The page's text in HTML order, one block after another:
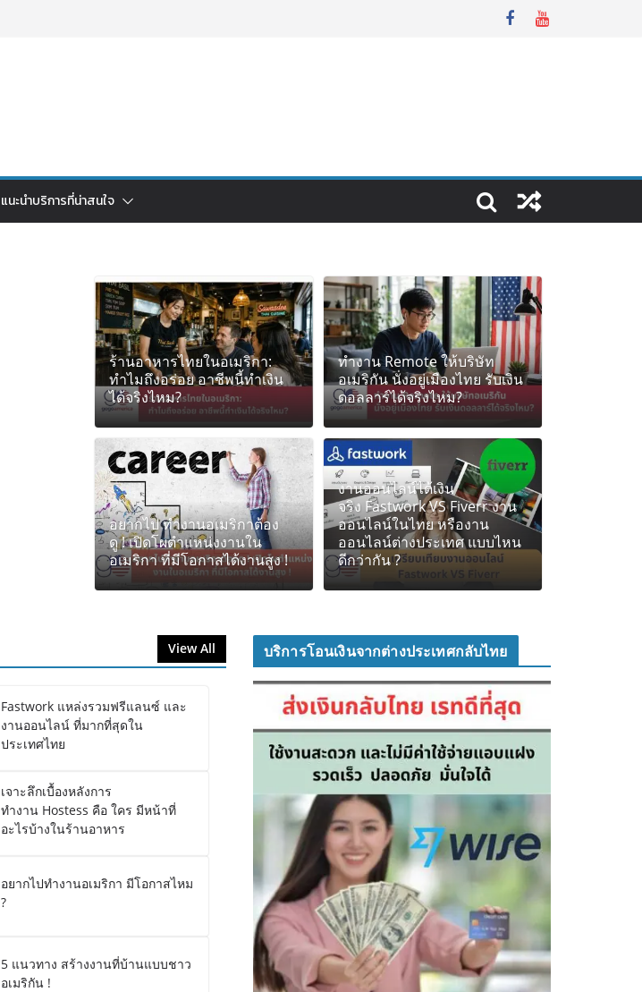
แนะนำบริการที่น่าสนใจ
ร้านอาหารไทยในอเมริกา:
ทำไมถึงอร่อย อาชีพนี้ทำเงิน
ได้จริงไหม?
ทำงาน Remote ให้บริษัท
อเมริกัน นั่งอยู่เมืองไทย รับเงิน
ดอลลาร์ได้จริงไหม?
อยากไป ทำงานอเมริกาต้อง
ดู ! เปิดโผตำแหน่งงานใน
อเมริกา ที่มีโอกาสได้งานสูง !
งานออนไลน์ได้เงิน
จริง Fastwork VS Fiverr งาน
ออนไลน์ในไทย หรืองาน
ออนไลน์ต่างประเทศ แบบไหน
ดีกว่ากัน ?
View All
Fastwork แหล่งรวมฟรีแลนซ์ และ
งานออนไลน์ ที่มากที่สุดใน
ประเทศไทย
เจาะลึกเบื้องหลังการ
ทำงาน Hostess คือ ใคร มีหน้าที่
อะไรบ้างในร้านอาหาร
อยากไปทำงานอเมริกา มีโอกาสไหม
?
5 แนวทาง สร้างงานที่บ้านแบบชาว
อเมริกัน !
บริการโอนเงินจากต่างประเทศกลับไทย